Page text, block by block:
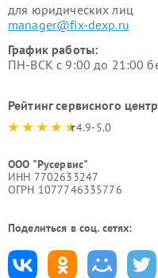
для юридических лиц
manager@fix-dexp.ru
График работы:
ПН-ВСК с 9:00 до 21:00
Рейтинг сервисного
4.9-5.0
ООО "Русервис"
ИНН 7702633247
ОГРН 1077746335776
Поделиться в соц. сетях: